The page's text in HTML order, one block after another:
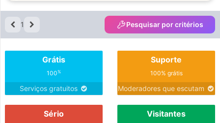
1 Pesquisar por critérios
Grátis
100%
Serviços gratuitos
Suporte
100% grátis
Moderadores que escutam
Sério Visitantes